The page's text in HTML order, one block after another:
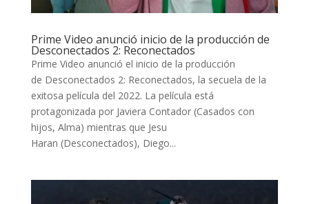
Prime Video anunció inicio de la producción de
Desconectados 2: Reconectados
Prime Video anunció el inicio de la producción
de Desconectados 2: Reconectados, la secuela de la
exitosa película del 2022. La película está
protagonizada por Javiera Contador (Casados con
hijos, Alma) mientras que Jesu
Haran (Desconectados), Diego...